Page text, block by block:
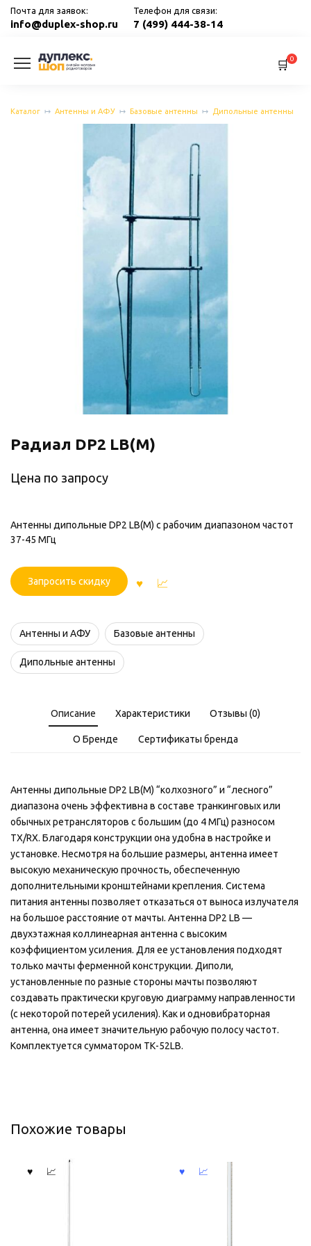
Перейти
Почта для заявок:
info@duplex-shop.ru
Телефон для связи:
7 (499) 444-38-14
0
Каталог Антенны и АФУ Базовые антенны Дипольные антенны
Радиал DP2 LB(M)
Цена по запросу
Антенны дипольные DP2 LB(M) с рабочим диапазоном частот
37-45 МГц
Запросить скидку
Антенны и АФУ Базовые антенны
Дипольные антенны
Описание Характеристики Отзывы (0)
О Бренде Сертификаты бренда
Антенны дипольные DP2 LB(M) “колхозного” и “лесного”
диапазона очень эффективна в составе транкинговых или
обычных ретрансляторов с большим (до 4 МГц) разносом
ТХ/RX. Благодаря конструкции она удобна в настройке и
установке. Несмотря на большие размеры, антенна имеет
высокую механическую прочность, обеспеченную
дополнительными кронштейнами крепления. Система
питания антенны позволяет отказаться от выноса излучателя
на большое расстояние от мачты. Антенна DP2 LB —
двухэтажная коллинеарная антенна с высоким
коэффициентом усиления. Для ее установления подходят
только мачты ферменной конструкции. Диполи,
установленные по разные стороны мачты позволяют
создавать практически круговую диаграмму направленности
(с некоторой потерей усиления). Как и одновибраторная
антенна, она имеет значительную рабочую полосу частот.
Комплектуется сумматором ТК-52LB.
Похожие товары